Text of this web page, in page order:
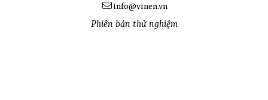
info@vinen.vn
Phiên bản thử nghiệm